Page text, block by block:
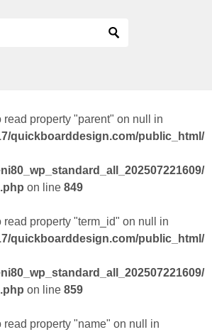
read property "parent" on null in
quickboarddesign.com/public_html/
on line 849
read property "term_id" on null in
quickboarddesign.com/public_html/
on line 859
read property "name" on null in